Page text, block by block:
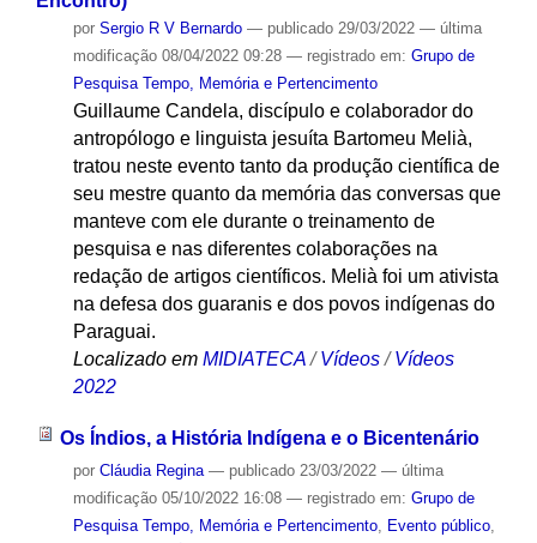
por Sergio R V Bernardo — publicado29/03/2022 — última
modificação08/04/2022 09:28 — registrado em: Grupo de
Pesquisa Tempo, Memória e Pertencimento
Guillaume Candela, discípulo e colaborador do
antropólogo e linguista jesuíta Bartomeu Melià,
tratou neste evento tanto da produção científica de
seu mestre quanto da memória das conversas que
manteve com ele durante o treinamento de
pesquisa e nas diferentes colaborações na
redação de artigos científicos. Melià foi um ativista
na defesa dos guaranis e dos povos indígenas do
Paraguai.
Localizado em MIDIATECA /Vídeos /Vídeos
2022
Os Índios, a História Indígena e o Bicentenário
por Cláudia Regina — publicado23/03/2022 — última
modificação05/10/2022 16:08 — registrado em: Grupo de
Pesquisa Tempo, Memória e Pertencimento, Evento público,